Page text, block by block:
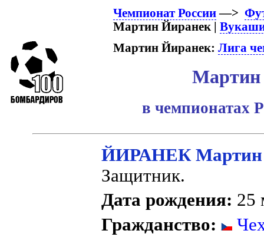
Чемпионат России—>
Мартин Йиранек |
Мартин Йиранек: Лига
Мартин
в чемпионатах
ЙИРАНЕК Мартин
Защитник.
Дата рождения: 25
Гражданство: